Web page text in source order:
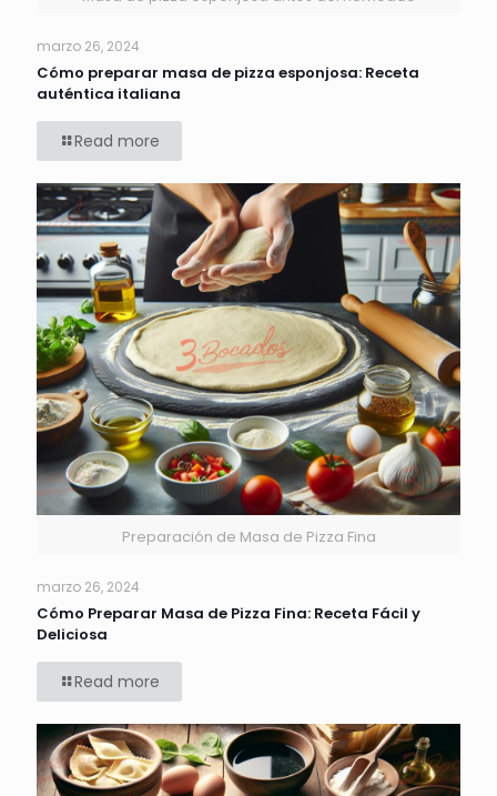
marzo 26, 2024
Cómo preparar masa de pizza esponjosa: Receta
auténtica italiana
Read more
Preparación de Masa de Pizza Fina
marzo 26, 2024
Cómo Preparar Masa de Pizza Fina: Receta Fácil y
Deliciosa
Read more